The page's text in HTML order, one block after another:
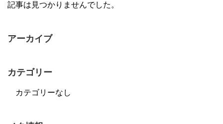
記事は見つかりませんでした。
アーカイブ
カテゴリー
カテゴリーなし